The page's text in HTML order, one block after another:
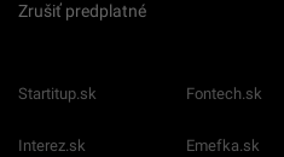
Zrušiť predplatné
Startitup.sk Fontech.sk
Interez.sk Emefka.sk